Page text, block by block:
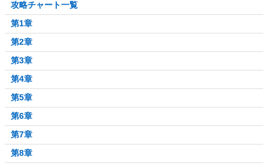
攻略チャート一覧
第1章
第2章
第3章
第4章
第5章
第6章
第7章
第8章